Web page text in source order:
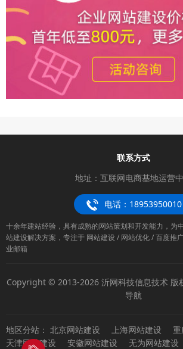
联系方式
地址：互联网电商基地运营
电话：18953950010
十余年建站经验，具有成熟的网站策划和开发能力，为
站建设解决方案，专注于 网站建设 / 网站优化 / 百度推
业邮箱
Copyright © 2013-2026 沂网科技信息技术 版
导航
地区分站： 北京网站建设 上海网站建设
重
天津网站建设
安徽网站建设 无为网站建设